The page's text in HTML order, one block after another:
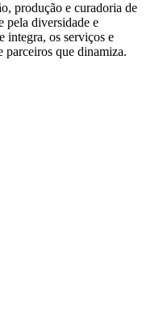
produção e curadoria de
pela diversidade e
integra, os serviços e
parceiros que dinamiza.